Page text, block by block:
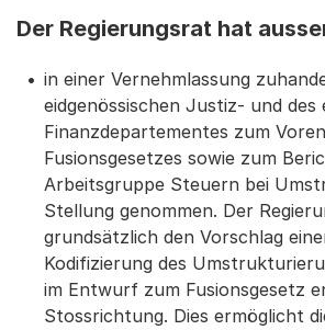
Der Regierungsrat hat
in einer Vernehmlassung
eidgenössischen Justiz- und des
Finanzdepartementes zum
Fusionsgesetzes sowie zum
Arbeitsgruppe Steuern bei
Stellung genommen. Der
grundsätzlich den Vorschlag
Kodifizierung des
im Entwurf zum Fusionsgesetz
Stossrichtung. Dies ermöglicht